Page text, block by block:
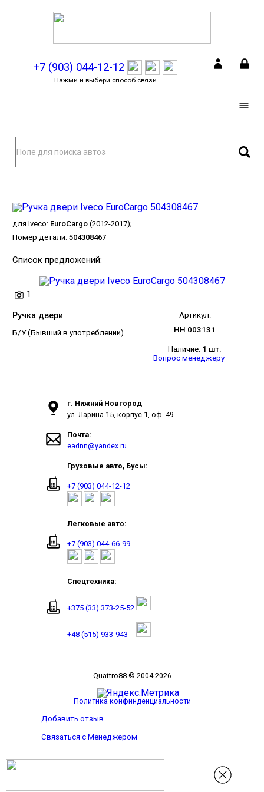
+7 (903) 044-12-12
Нажми и выбери способ связи
дляIveco: EuroCargo (2012-2017);
Номер детали:504308467
Список предложений:
1
Ручка двери
Б/У (Бывший в употреблении)
Артикул:
НН 003131
Наличие: 1 шт.
Вопрос менеджеру
г. Нижний Новгород
ул. Ларина 15, корпус 1, оф. 49
Почта:
eadnn@yandex.ru
Грузовые авто, Бусы:
+7 (903) 044-12-12
Легковые авто:
+7 (903) 044-66-99
Спецтехника:
+375 (33) 373-25-52
+48 (515) 933-943
Quattro88 © 2004-2026
Политика конфинденциальности
Добавить отзыв
Связаться с Менеджером